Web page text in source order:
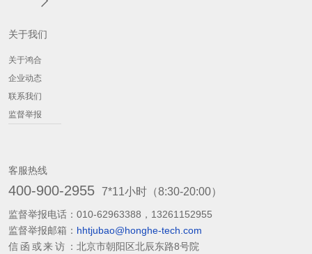
关于我们
关于鸿合
企业动态
联系我们
监督举报
客服热线
400-900-2955 7*11小时（8:30-20:00）
监督举报电话： 010-62963388，13261152955
监督举报邮箱： hhtjubao@honghe-tech.com
信函或来访： 北京市朝阳区北辰东路8号院